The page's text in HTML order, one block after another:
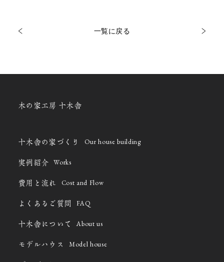
一覧に戻る
木の家工房 十木舎
十木舎の家づくり Our house building
実例紹介 Works
費用と流れ Cost and Flow
よくあるご質問 FAQ
十木舎について About us
モデルハウス Model house